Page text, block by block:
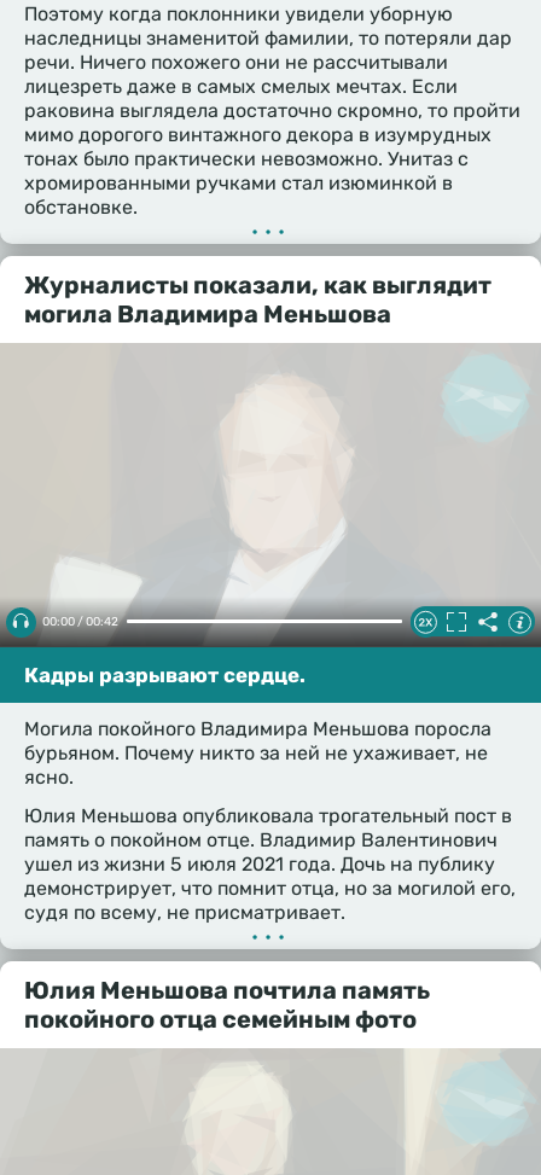
Поэтому когда поклонники увидели уборную
наследницы знаменитой фамилии, то потеряли дар
речи. Ничего похожего они не рассчитывали
лицезреть даже в самых смелых мечтах. Если
раковина выглядела достаточно скромно, то пройти
мимо дорогого винтажного декора в изумрудных
тонах было практически невозможно. Унитаз с
хромированными ручками стал изюминкой в
обстановке.
•••
Журналисты показали, как выглядит
могила Владимира Меньшова
00:00 / 00:42
Кадры разрывают сердце.
Могила покойного Владимира Меньшова поросла
бурьяном. Почему никто за ней не ухаживает, не
ясно.
Юлия Меньшова опубликовала трогательный пост в
память о покойном отце. Владимир Валентинович
ушел из жизни 5 июля 2021 года. Дочь на публику
демонстрирует, что помнит отца, но за могилой его,
судя по всему, не присматривает.
•••
Юлия Меньшова почтила память
покойного отца семейным фото